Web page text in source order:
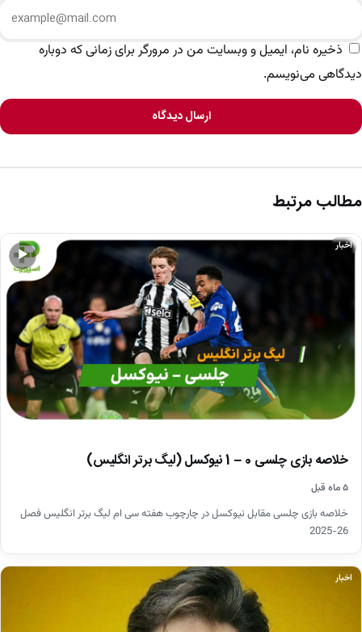
ذخیره نام، ایمیل و وبسایت من در مرورگر برای زمانی که دوباره
دیدگاهی می‌نویسم.
ارسال دیدگاه
مطالب مرتبط
▶
اخبار
خلاصه بازی چلسی 0 – 1 نیوکسل (لیگ برتر انگلیس)
۵ ماه قبل
خلاصه بازی چلسی مقابل نیوکسل در چارچوب هفته سی ام لیگ برتر انگلیس فصل
26-2025
اخبار